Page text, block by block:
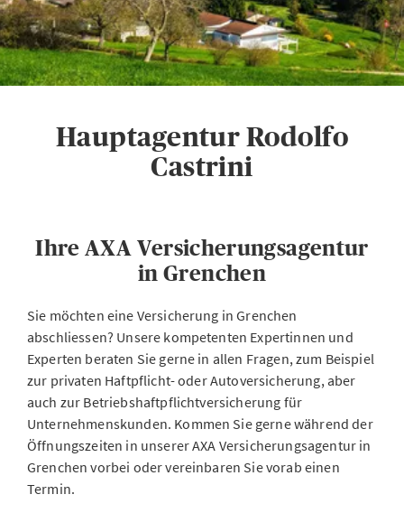
Hauptagentur Rodolfo
Castrini
Ihre AXA Versicherungsagentur
in Grenchen
Sie möchten eine Versicherung in Grenchen
abschliessen? Unsere kompetenten Expertinnen und
Experten beraten Sie gerne in allen Fragen, zum Beispiel
zur privaten Haftpflicht- oder Autoversicherung, aber
auch zur Betriebshaftpflichtversicherung für
Unternehmenskunden. Kommen Sie gerne während der
Öffnungszeiten in unserer AXA Versicherungsagentur in
Grenchen vorbei oder vereinbaren Sie vorab einen
Termin.